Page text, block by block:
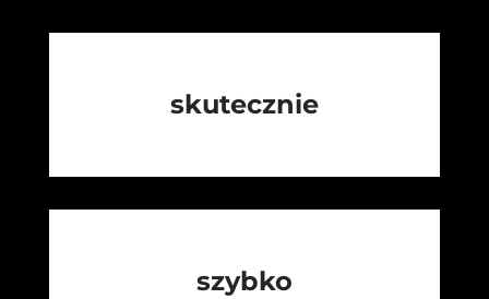
skutecznie
szybko